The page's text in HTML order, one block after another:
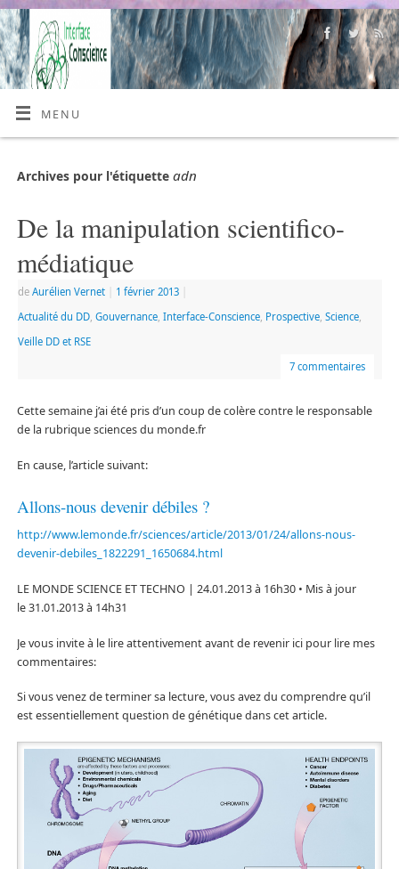
MENU
Archives pour l'étiquette adn
De la manipulation scientifico-
médiatique
de Aurélien Vernet 1 février 2013
Actualité du DD, Gouvernance, Interface-Conscience, Prospective, Science,
Veille DD et RSE
7 commentaires
Cette semaine j’ai été pris d’un coup de colère contre le responsable
de la rubrique sciences du monde.fr
En cause, l’article suivant:
Allons-nous devenir débiles ?
http://www.lemonde.fr/sciences/article/2013/01/24/allons-nous-
devenir-debiles_1822291_1650684.html
LE MONDE SCIENCE ET TECHNO | 24.01.2013 à 16h30• Mis à jour
le31.01.2013 à 14h31
Je vous invite à le lire attentivement avant de revenir ici pour lire mes
commentaires:
Si vous venez de terminer sa lecture, vous avez du comprendre qu’il
est essentiellement question de génétique dans cet article.